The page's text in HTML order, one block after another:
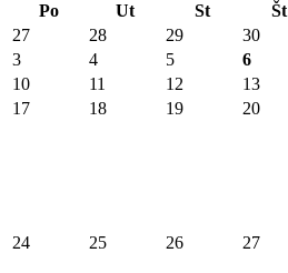
Po
Ut St Št
27
28 29 30
3
4 5 6
10
11 12 13
17
18 19 20
24 25 26 27